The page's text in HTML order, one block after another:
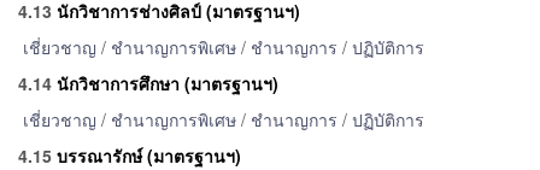
4.13 นักวิชาการช่างศิลป์ (มาตรฐานฯ)
เชี่ยวชาญ / ชำนาญการพิเศษ / ชำนาญการ / ปฏิบัติการ
4.14 นักวิชาการศึกษา (มาตรฐานฯ)
เชี่ยวชาญ / ชำนาญการพิเศษ / ชำนาญการ / ปฏิบัติการ
4.15 บรรณารักษ์ (มาตรฐานฯ)